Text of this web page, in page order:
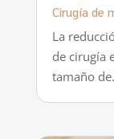
Cirugía de
La
de cirugía
tamaño